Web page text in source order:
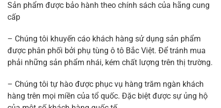
Sản phẩm được bảo hành theo chính sách của hãng cung
cấp
– Chúng tôi khuyến cáo khách hàng sử dụng sản phẩm
được phân phối bởi phụ tùng ô tô Bắc Việt. Để tránh mua
phải những sản phẩm nhái, kém chất lượng trên thị trường.
– Chúng tôi tự hào được phục vụ hàng trăm ngàn khách
hàng trên mọi miền của tổ quốc. Đặc biệt được sự ủng hộ